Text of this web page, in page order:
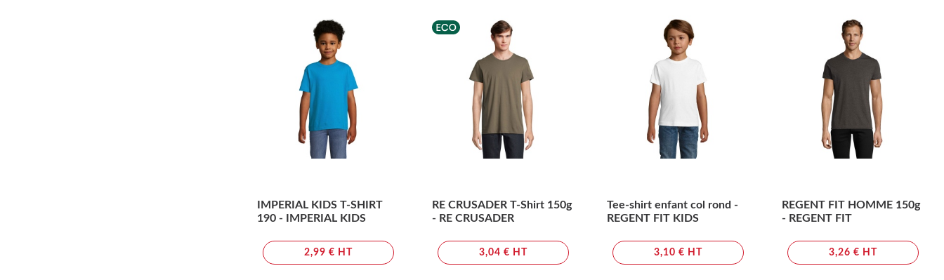
IMPERIAL KIDS T-SHIRT
190 - IMPERIAL KIDS
2,99 € HT
RE CRUSADER T-Shirt 150g
- RE CRUSADER
3,04 € HT
Tee-shirt enfant col rond -
REGENT FIT KIDS
3,10 € HT
REGENT FIT HOMME 150g
- REGENT FIT
3,26 € HT